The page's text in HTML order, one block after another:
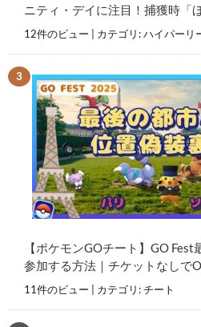
ニティ・デイに注目！捕獲時「
12件のビュー カテゴリ:ハイパーリ
【ポケモンGOチート】GO
参加する方法｜チケットなしで
11件のビュー カテゴリ:チート